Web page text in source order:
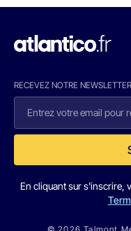
RECEVEZ NOTRE NEWSLETTER
En cliquant sur s'inscrire,